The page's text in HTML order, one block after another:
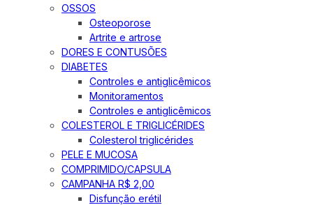
OSSOS
Osteoporose
Artrite e artrose
DORES E CONTUSÕES
DIABETES
Controles e antiglicêmicos
Monitoramentos
Controles e antiglicêmicos
COLESTEROL E TRIGLICÉRIDES
Colesterol triglicérides
PELE E MUCOSA
COMPRIMIDO/CAPSULA
CAMPANHA R$ 2,00
Disfunção erétil